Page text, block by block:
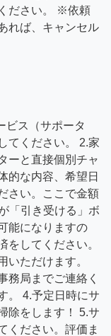
ださい。 ※依頼
れば、キャンセル
ビス（サポータ
てください。 2.家
ーと直接個別チャ
的な内容、希望日
さい。ここで金額
「引き受ける」ボ
能になりますの
をしてください。
いただけます。
務局までご連絡く
。 4.予定日時にサ
除をします！ 5.サ
ください。評価ま